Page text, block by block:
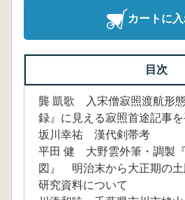
カートに
目次
龔 凱歌 入宋僧寂照渡航形
録』に見える寂照首途記事
坂川幸祐 漢代剣帯考
平田 健 大野雲外筆・調製
図』 明治末から大正期の土
研究資料について